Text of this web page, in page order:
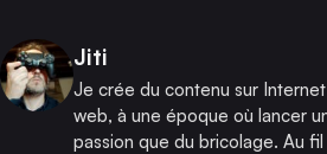
Publié par
Jiti
Je crée du contenu sur
web, à une époque où lancer
passion que du bricolage. Au fil